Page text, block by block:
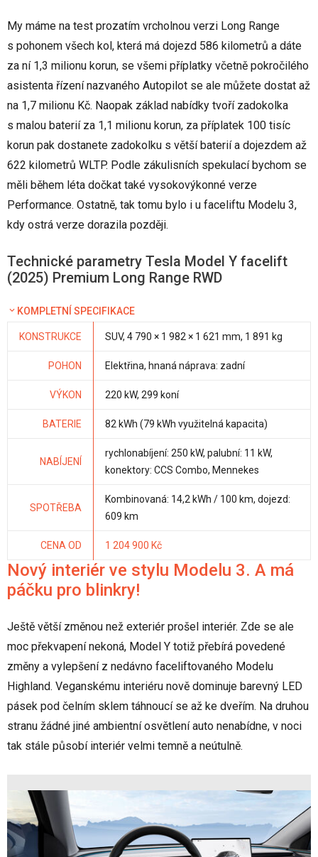
My máme na test prozatím vrcholnou verzi Long Range
s pohonem všech kol, která má dojezd 586 kilometrů a dáte
za ní 1,3 milionu korun, se všemi příplatky včetně pokročilého
asistenta řízení nazvaného Autopilot se ale můžete dostat až
na 1,7 milionu Kč. Naopak základ nabídky tvoří zadokolka
s malou baterií za 1,1 milionu korun, za příplatek 100 tisíc
korun pak dostanete zadokolku s větší baterií a dojezdem až
622 kilometrů WLTP. Podle zákulisních spekulací bychom se
měli během léta dočkat také vysokovýkonné verze
Performance. Ostatně, tak tomu bylo i u faceliftu Modelu 3,
kdy ostrá verze dorazila později.
Technické parametry Tesla Model Y facelift
(2025) Premium Long Range RWD
KOMPLETNÍ SPECIFIKACE
KONSTRUKCE SUV, 4 790 × 1 982 × 1 621 mm, 1 891 kg
POHON Elektřina, hnaná náprava: zadní
VÝKON 220 kW, 299 koní
BATERIE 82 kWh (79 kWh využitelná kapacita)
NABÍJENÍ
rychlonabíjení: 250 kW, palubní: 11 kW,
konektory: CCS Combo, Mennekes
SPOTŘEBA
Kombinovaná: 14,2 kWh / 100 km, dojezd:
609 km
CENA OD 1 204 900 Kč
Nový interiér ve stylu Modelu 3. A má
páčku pro blinkry!
Ještě větší změnou než exteriér prošel interiér. Zde se ale
moc překvapení nekoná, Model Y totiž přebírá povedené
změny a vylepšení z nedávno faceliftovaného Modelu
Highland. Veganskému interiéru nově dominuje barevný LED
pásek pod čelním sklem táhnoucí se až ke dveřím. Na druhou
stranu žádné jiné ambientní osvětlení auto nenabídne, v noci
tak stále působí interiér velmi temně a neútulně.